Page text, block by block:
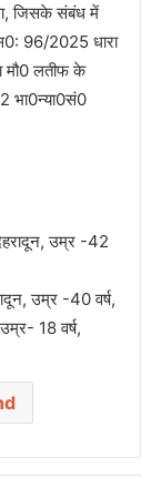
जिसके संबंध में
96/2025 धारा
मौ0 लतीफ के
भा0न्या0सं0
उम्र -42
उम्र -40 वर्ष,
18 वर्ष,